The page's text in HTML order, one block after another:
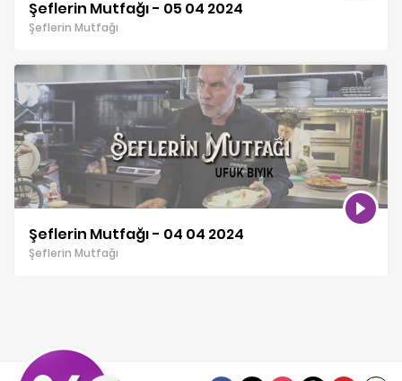
Şeflerin Mutfağı - 05 04 2024
Şeflerin Mutfağı
Şeflerin Mutfağı - 04 04 2024
Şeflerin Mutfağı